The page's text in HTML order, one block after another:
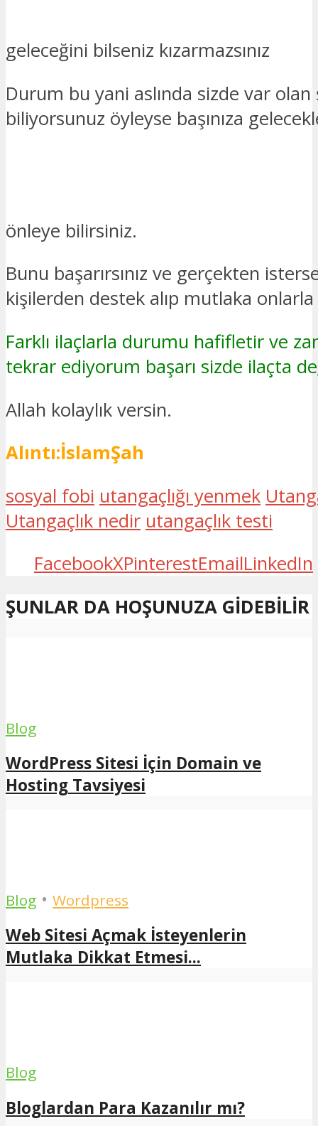
geleceğini bilseniz kızarmazsınız
Durum bu yani aslında sizde var
biliyorsunuz öyleyse başınıza
önleye bilirsiniz.
Bunu başarırsınız ve gerçekten
kişilerden destek alıp mutlaka
Farklı ilaçlarla durumu hafifletir ve
tekrar ediyorum başarı sizde ilaçta
Allah kolaylık versin.
Alıntı:İslamŞah
sosyal fobi utangaçlığı yenmek
Utangaçlık nedir utangaçlık testi
FacebookXPinterestEmailLinkedIn
ŞUNLAR DA HOŞUNUZA GIDEBILIR
Blog
WordPress Sitesi İçin Domain ve
Hosting Tavsiyesi
Blog • Wordpress
Web Sitesi Açmak İsteyenlerin
Mutlaka Dikkat Etmesi...
Blog
Bloglardan Para Kazanılır mı?